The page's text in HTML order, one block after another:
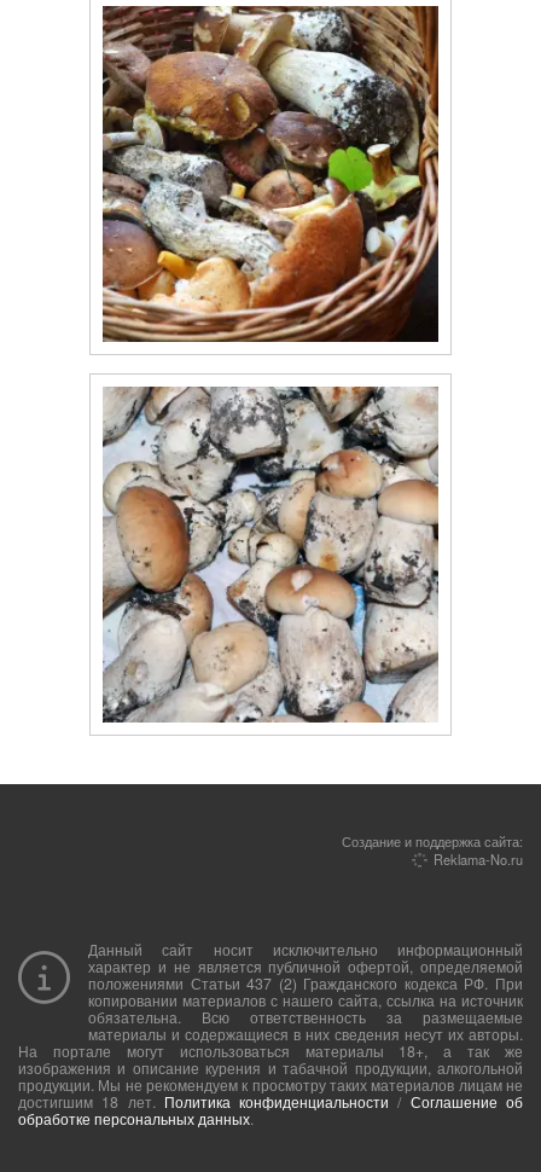
Создание и поддержка сайта:
Reklama-No.ru
Данный сайт носит исключительно информационный
характер и не является публичной офертой, определяемой
положениями Статьи 437 (2) Гражданского кодекса РФ. При
копировании материалов с нашего сайта, ссылка на источник
обязательна. Всю ответственность за размещаемые
материалы и содержащиеся в них сведения несут их авторы.
На портале могут использоваться материалы 18+, а так же
изображения и описание курения и табачной продукции, алкогольной
продукции. Мы не рекомендуем к просмотру таких материалов лицам не
достигшим 18 лет. Политика конфиденциальности / Соглашение об
обработке персональных данных.